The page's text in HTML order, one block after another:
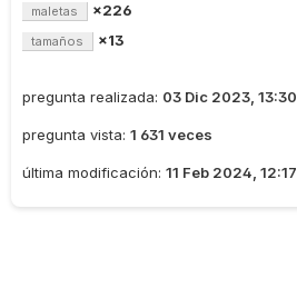
maletas ×226
tamaños ×13
pregunta realizada: 03 Dic 2023, 13:30
pregunta vista: 1 631 veces
última modificación: 11 Feb 2024, 12:17